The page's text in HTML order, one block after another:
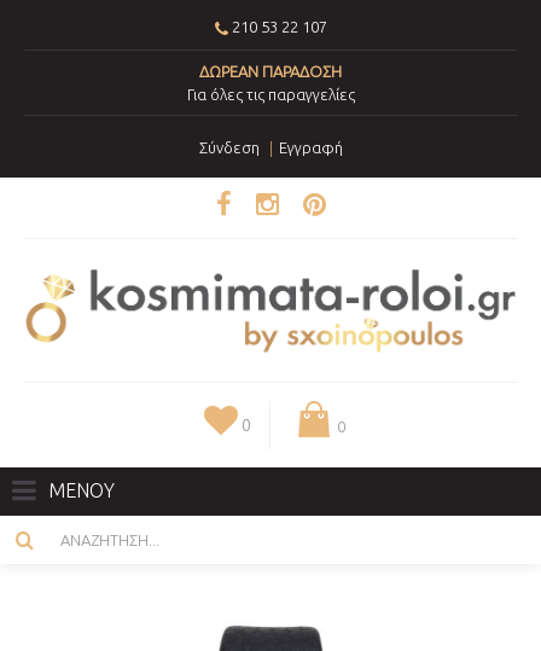
210 53 22 107
ΔΩΡΕΑΝ ΠΑΡΑΔΟΣΗ
Για όλες τις παραγγελίες
Σύνδεση Εγγραφή
0 0
ΜΕΝΟΥ